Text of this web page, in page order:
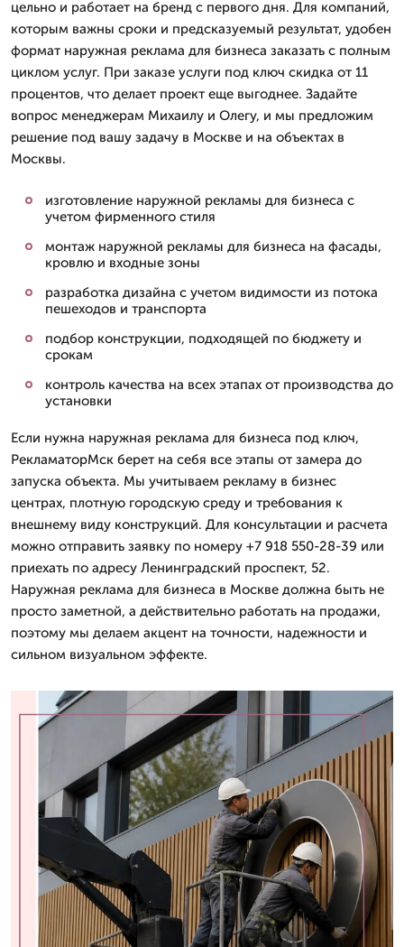
цельно и работает на бренд с первого дня. Для компаний,
которым важны сроки и предсказуемый результат, удобен
формат наружная реклама для бизнеса заказать с полным
циклом услуг. При заказе услуги под ключ скидка от 11
процентов, что делает проект еще выгоднее. Задайте
вопрос менеджерам Михаилу и Олегу, и мы предложим
решение под вашу задачу в Москве и на объектах в
Москвы.
изготовление наружной рекламы для бизнеса с
учетом фирменного стиля
монтаж наружной рекламы для бизнеса на фасады,
кровлю и входные зоны
разработка дизайна с учетом видимости из потока
пешеходов и транспорта
подбор конструкции, подходящей по бюджету и
срокам
контроль качества на всех этапах от производства до
установки
Если нужна наружная реклама для бизнеса под ключ,
РекламаторМск берет на себя все этапы от замера до
запуска объекта. Мы учитываем рекламу в бизнес
центрах, плотную городскую среду и требования к
внешнему виду конструкций. Для консультации и расчета
можно отправить заявку по номеру +7 918 550-28-39 или
приехать по адресу Ленинградский проспект, 52.
Наружная реклама для бизнеса в Москве должна быть не
просто заметной, а действительно работать на продажи,
поэтому мы делаем акцент на точности, надежности и
сильном визуальном эффекте.